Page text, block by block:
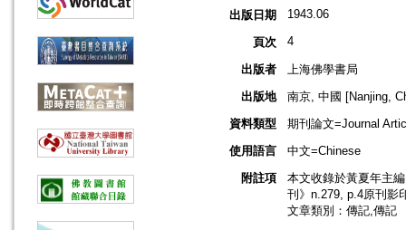
出版日期 1943.06
頁次 4
出版者
上海佛學書局
出版地
南京, 中國 [Nanjing,
資料類型
期刊論文=Journal
使用語言
中文=Chinese
附註項
本文收錄於黃夏年主
刊》n.279, p.4原刊影
文章類別：傳記,傳記